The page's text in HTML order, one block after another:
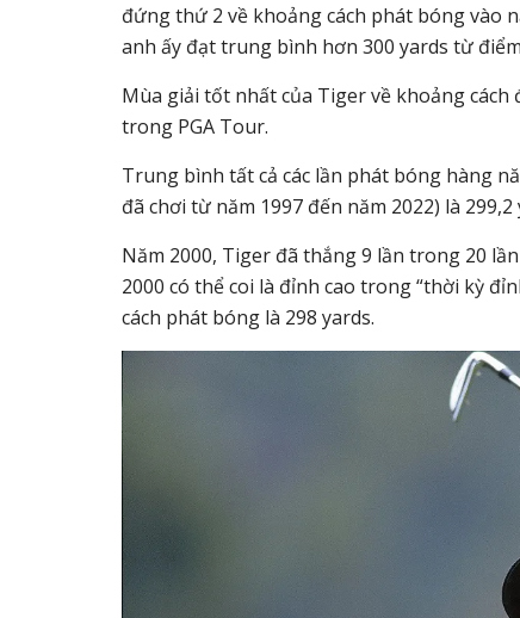
đứng thứ 2 về khoảng cách phát bóng vào
anh ấy đạt trung bình hơn 300 yards từ
Mùa giải tốt nhất của Tiger về khoảng
trong PGA Tour.
Trung bình tất cả các lần phát bóng hàng
đã chơi từ năm 1997 đến năm 2022) là 299,2
Năm 2000, Tiger đã thắng 9 lần trong 20
2000 có thể coi là đỉnh cao trong “thời kỳ
cách phát bóng là 298 yards.